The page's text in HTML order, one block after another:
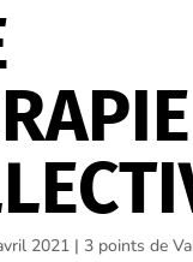
2021| 3 points de